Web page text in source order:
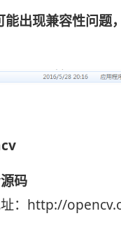
能出现兼容性问题
码
：http://